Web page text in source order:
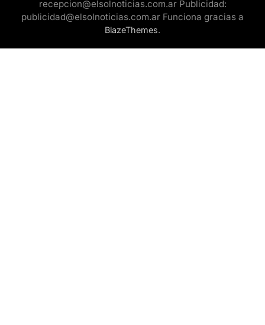
recepcion@elsolnoticias.com.ar Publicidad:
publicidad@elsolnoticias.com.ar Funciona gracias a
BlazeThemes.